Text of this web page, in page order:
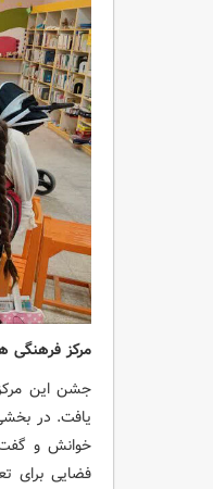
مرکز فرهنگی
جشن این مرکز
یافت. در
خوانش و
فضایی برای